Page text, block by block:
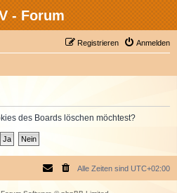
- Forum
Anmelden
Registrieren
des Boards löschen möchtest?
Alle Zeiten sind UTC+02:00